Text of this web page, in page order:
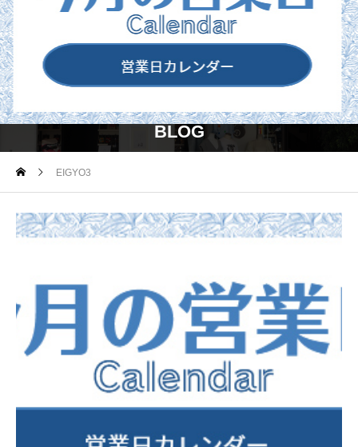
BLOG
EIGYO3